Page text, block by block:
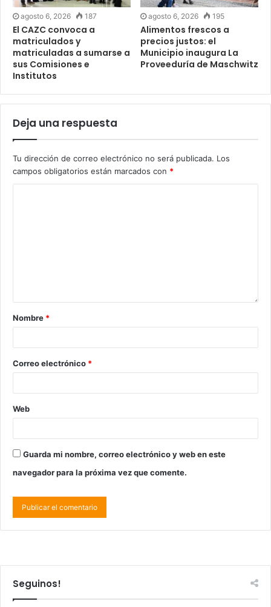
agosto 6, 2026 187
El CAZC convoca a
matriculados y
matriculadas a sumarse a
sus Comisiones e
Institutos
agosto 6, 2026 195
Alimentos frescos a
precios justos: el
Municipio inaugura La
Proveeduría de Maschwitz
Deja una respuesta
Tu dirección de correo electrónico no será publicada. Los
campos obligatorios están marcados con *
Nombre *
Correo electrónico *
Web
Guarda mi nombre, correo electrónico y web en este
navegador para la próxima vez que comente.
Seguinos!